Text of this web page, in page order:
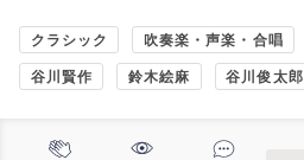
クラシック 吹奏楽・声楽・合唱
谷川賢作 鈴木絵麻 谷川俊太郎